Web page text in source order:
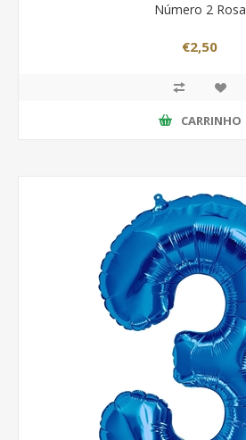
Número 2 Rosa
€2,50
CARRINHO